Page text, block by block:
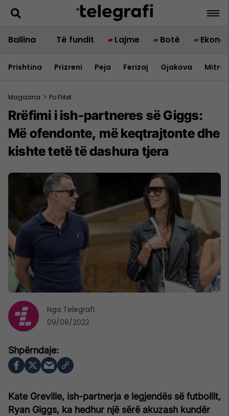
Ballina Të fundit Lajme Botë
Prishtina Prizreni Peja Ferizaj Gjakova
Magazina > Po Flitet
Rrëfimi i ish-partneres së Giggs:
Më ofendonte, më keqtrajtonte dhe
kishte tetë të dashura tjera
Kate Greville, ish-partnerja e legjendës së futbollit,
Ryan Giggs, ka hedhur një sërë akuzash kundër
Nga Telegrafi
09/08/2022